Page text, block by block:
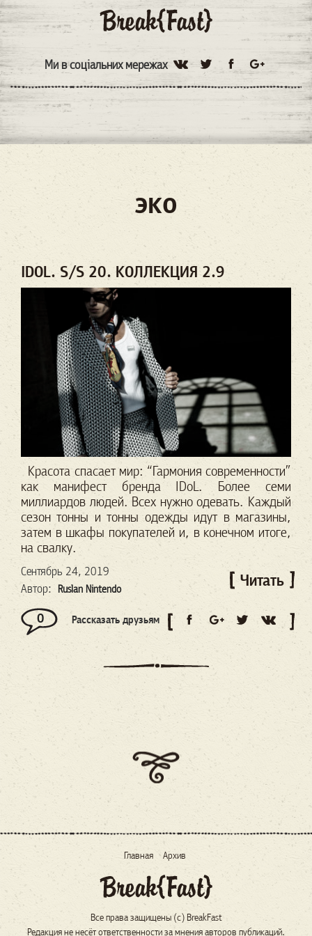
Ми в соціальних мережах
эко
IDOL. S/S 20. КОЛЛЕКЦИЯ 2.9
Красота спасает мир: “Гармония современности”
как манифест бренда IDoL. Более семи
миллиардов людей. Всех нужно одевать. Каждый
сезон тонны и тонны одежды идут в магазины,
затем в шкафы покупателей и, в конечном итоге,
на свалку.
Сентябрь 24, 2019
Автор:
Ruslan Nintendo Читать
0 Рассказать друзьям
Главная Архив
Все права защищены (c) BreakFast
Редакция не несёт ответственности за мнения авторов публикаций.